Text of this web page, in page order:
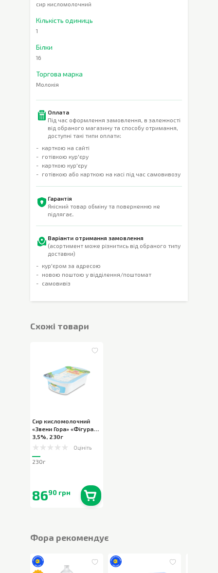
сир кисломолочний
Кількість одиниць
1
Білки
16
Торгова марка
Молокія
Оплата
Під час оформлення замовлення, в залежності
від обраного магазину та способу отримання,
доступні такі типи оплати:
карткою на сайті
готівкою кур'єру
карткою кур'єру
готівкою або карткою на касі під час самовивозу
Гарантія
Якісний товар обміну та поверненню не
підлягає.
Варіанти отримання замовлення
(асортимент може різнитись від обраного типу
доставки)
кур'єром за адресою
новою поштою у відділення/поштомат
самовивіз
Cхожі товари
Сир кисломолочний
«Звени Гора» «Фігура»
3,5%, 230г
Оцініть
230г
8690 грн
Фора рекомендує